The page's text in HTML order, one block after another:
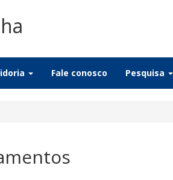
Fale conosco Pesquisa